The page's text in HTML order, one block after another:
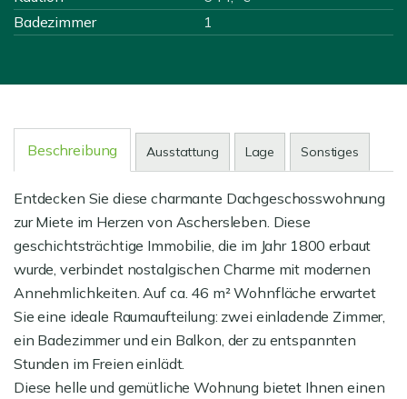
Badezimmer
1
Beschreibung Ausstattung Lage Sonstiges
Entdecken Sie diese charmante Dachgeschosswohnung
zur Miete im Herzen von Aschersleben. Diese
geschichtsträchtige Immobilie, die im Jahr 1800 erbaut
wurde, verbindet nostalgischen Charme mit modernen
Annehmlichkeiten. Auf ca. 46 m² Wohnfläche erwartet
Sie eine ideale Raumaufteilung: zwei einladende Zimmer,
ein Badezimmer und ein Balkon, der zu entspannten
Stunden im Freien einlädt.
Diese helle und gemütliche Wohnung bietet Ihnen einen